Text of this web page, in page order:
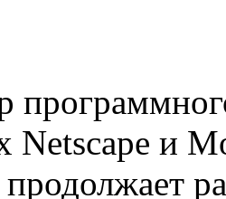
Netscape и